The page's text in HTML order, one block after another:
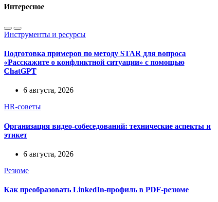
Интересное
Инструменты и ресурсы
Подготовка примеров по методу STAR для вопроса
«Расскажите о конфликтной ситуации» с помощью
ChatGPT
6 августа, 2026
HR-советы
Организация видео-собеседований: технические аспекты и
этикет
6 августа, 2026
Резюме
Как преобразовать LinkedIn-профиль в PDF-резюме